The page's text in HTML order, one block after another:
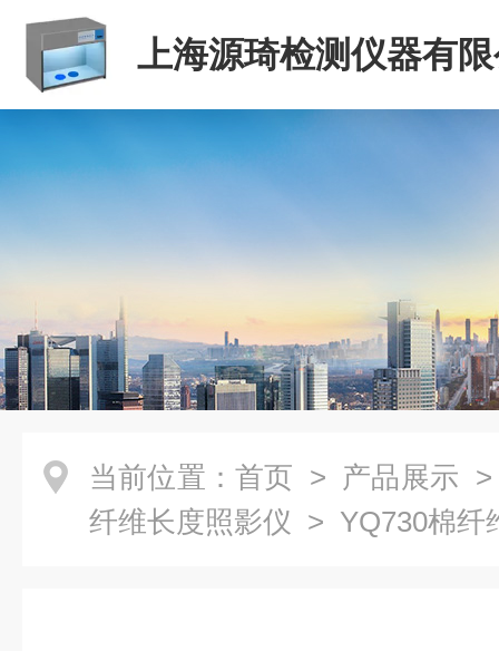
上海源琦检测仪器有
当前位置： 首页 > 产品展示
纤维长度照影仪 > YQ730棉纤